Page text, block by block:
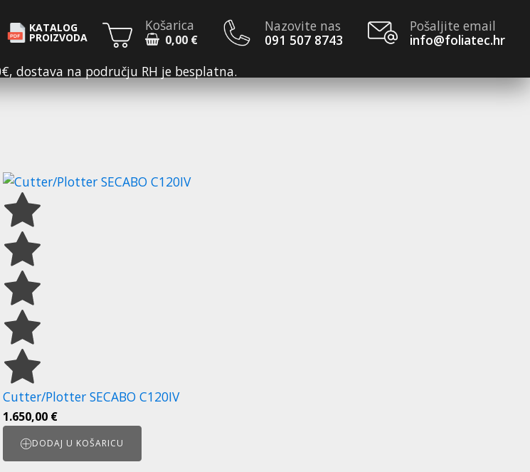
KATALOG
PROIZVODA
Košarica
0,00 €
Nazovite nas
091 507 8743
Pošaljite email
info@foliatec.hr
dostava na području RH je besplatna.
Cutter/Plotter SECABO C120IV
1.650,00 €
DODAJ U KOŠARICU